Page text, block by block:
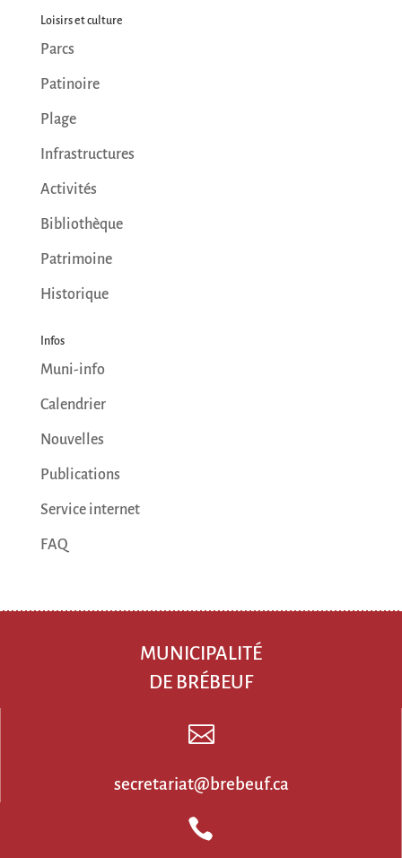
Loisirs et culture
Parcs
Patinoire
Plage
Infrastructures
Activités
Bibliothèque
Patrimoine
Historique
Infos
Muni-info
Calendrier
Nouvelles
Publications
Service internet
FAQ
MUNICIPALITÉ
DE BRÉBEUF

secretariat@brebeuf.ca
